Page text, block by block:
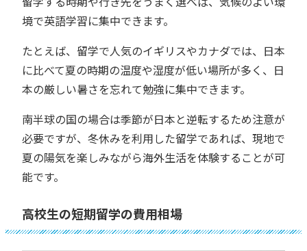
境で英語学習に集中できます。
たとえば、留学で人気のイギリスやカナダでは、日本
に比べて夏の時期の温度や湿度が低い場所が多く、日
本の厳しい暑さを忘れて勉強に集中できます。
南半球の国の場合は季節が日本と逆転するため注意が
必要ですが、冬休みを利用した留学であれば、現地で
夏の陽気を楽しみながら海外生活を体験することが可
能です。
高校生の短期留学の費用相場